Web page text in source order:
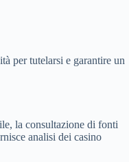
per tutelarsi e garantire un
la consultazione di fonti
analisi dei casino